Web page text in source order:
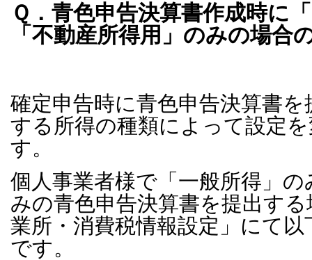
Ｑ．青色申告決算書作成時に
「不動産所得用」のみの場合
確定申告時に青色申告決算書
する所得の種類によって設定
す。
個人事業者様で「一般所得」
みの青色申告決算書を提出す
業所・消費税情報設定」にて
です。